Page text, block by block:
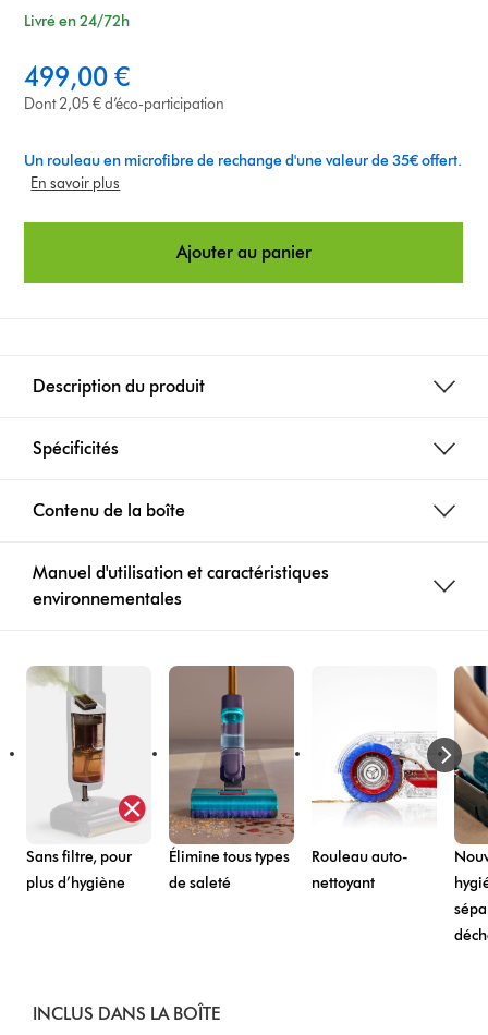
Livré en 24/72h
499,00 €
Dont 2,05 € d’éco-participation
Un rouleau en microfibre de rechange d'une valeur de 35€ offert.
En savoir plus
Ajouter au panier
buttonbutton
appear
when
video
activated
buttonbutton
appear
when
video
activated
Description du produit
Spécificités
Contenu de la boîte
Manuel d'utilisation et caractéristiques
environnementales
Sans filtre, pour
plus d’hygiène
Élimine tous types
de saleté
Rouleau auto-
nettoyant
INCLUS DANS LA BOÎTE